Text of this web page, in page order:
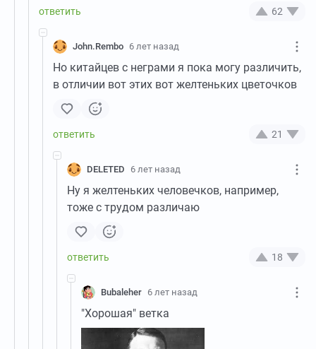
62
John.Rembo 6 лет назад
Но китайцев с неграми я пока могу различить,
в отличии вот этих вот желтеньких цветочков
21
DELETED 6 лет назад
Ну я желтеньких человечков, например,
тоже с трудом различаю
18
Bubaleher 6 лет назад
"Хорошая" ветка